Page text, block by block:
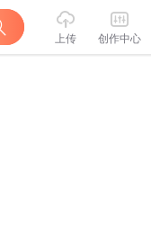
上传 创作中心